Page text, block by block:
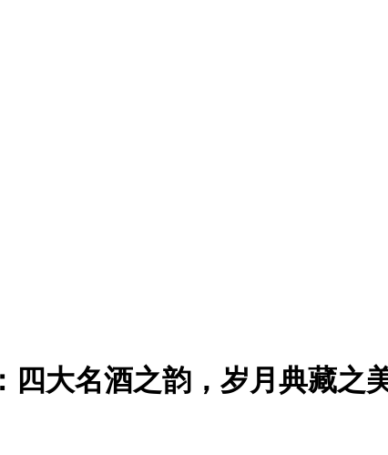
四大名酒之韵，岁月典藏之